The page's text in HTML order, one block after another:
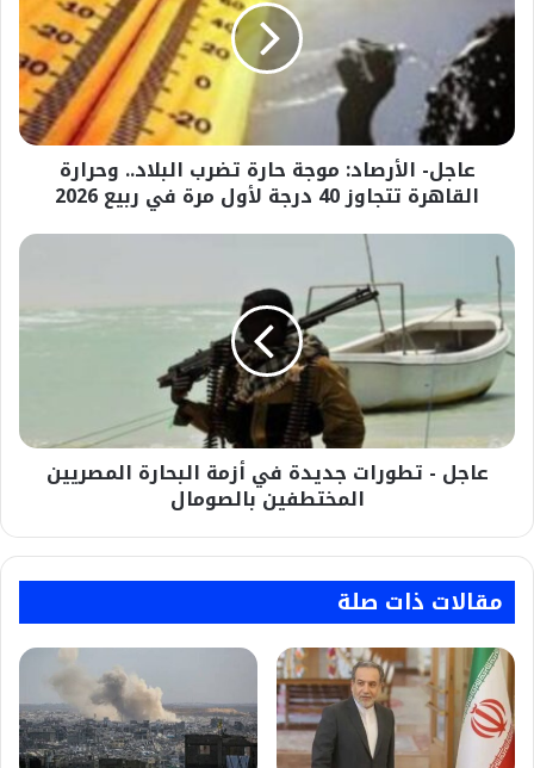
حارة
تضرب
البلاد..
وحرارة
القاهرة
تتجاوز
مرة
في
ربيع
2026
عاجل- الأرصاد: موجة حارة تضرب البلاد.. وحرارة
القاهرة تتجاوز 40 درجة لأول مرة في ربيع 2026
عاجل
تطورات
جديدة
في
أزمة
البحارة
المصريين
المختطفين
بالصومال
عاجل - تطورات جديدة في أزمة البحارة المصريين
المختطفين بالصومال
مقالات ذات صلة